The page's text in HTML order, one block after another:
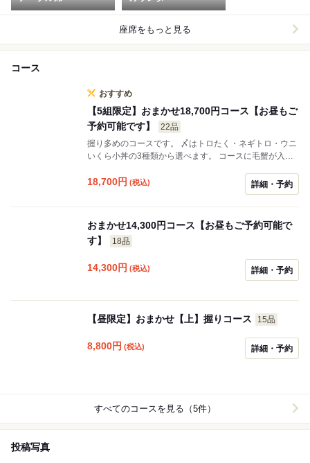
座席をもっと見る
コース
おすすめ
【5組限定】おまかせ18,700円コース【お昼もご
予約可能です】
22品
握り多めのコースです。 〆はトロたく・ネギトロ・ウニ
いくら小丼の3種類から選べます。 コースに毛蟹が入っ
18,700円 (税込) 詳細・予約
おまかせ14,300円コース【お昼もご予約可能で
す】
18品
14,300円 (税込) 詳細・予約
【昼限定】おまかせ【上】握りコース 15品
8,800円 (税込) 詳細・予約
すべてのコースを見る（5件）
投稿写真